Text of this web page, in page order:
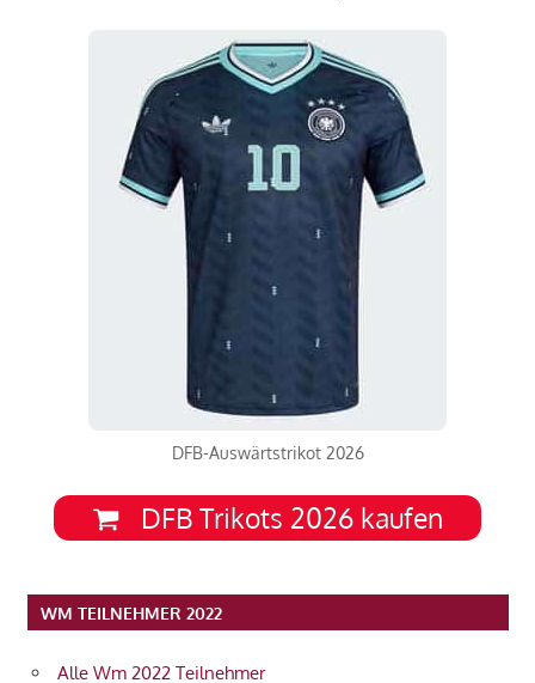
DFB-Auswärtstrikot 2026
DFB Trikots 2026 kaufen
WM TEILNEHMER 2022
Alle Wm 2022 Teilnehmer